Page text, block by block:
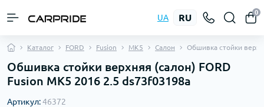
UA RU
0
Каталог FORD Fusion MK5 Салон Обшивка стойки
Обшивка стойки верхняя (салон) FORD
Fusion MK5 2016 2.5 ds73f03198a
Артикул:46372